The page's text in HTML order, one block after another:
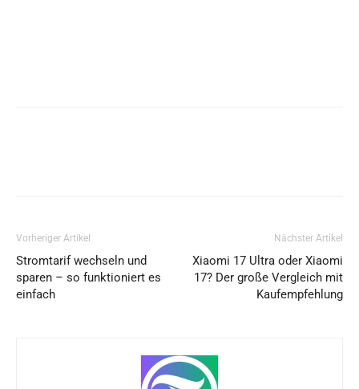
Vorheriger Artikel
Stromtarif wechseln und
sparen – so funktioniert es
einfach
Nächster Artikel
Xiaomi 17 Ultra oder Xiaomi
17? Der große Vergleich mit
Kaufempfehlung